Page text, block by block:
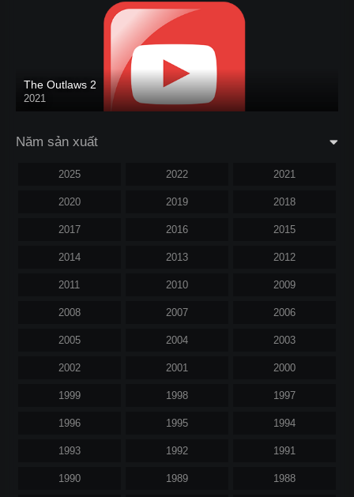
The Outlaws 2
2021
Năm sản xuất
2025 2022 2021
2020 2019 2018
2017 2016 2015
2014 2013 2012
2011 2010 2009
2008 2007 2006
2005 2004 2003
2002 2001 2000
1999 1998 1997
1996 1995 1994
1993 1992 1991
1990 1989 1988